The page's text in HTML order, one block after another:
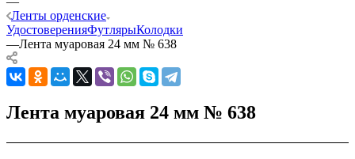
Ленты орденские
УдостоверенияФутлярыКолодки
—Лента муаровая 24 мм № 638
Лента муаровая 24 мм № 638